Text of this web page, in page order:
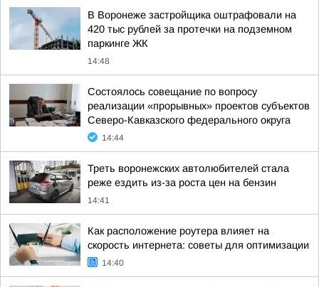
В Воронеже застройщика оштрафовали на
420 тыс рублей за протечки на подземном
паркинге ЖК
14:48
Состоялось совещание по вопросу
реализации «прорывных» проектов субъектов
Северо-Кавказского федерального округа
14:44
Треть воронежских автолюбителей стала
реже ездить из-за роста цен на бензин
14:41
Как расположение роутера влияет на
скорость интернета: советы для оптимизации
14:40